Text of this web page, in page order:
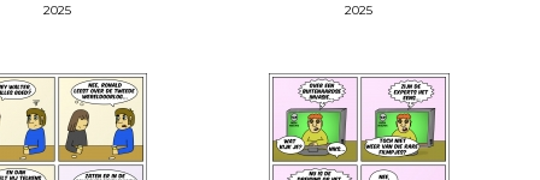
2025 2025